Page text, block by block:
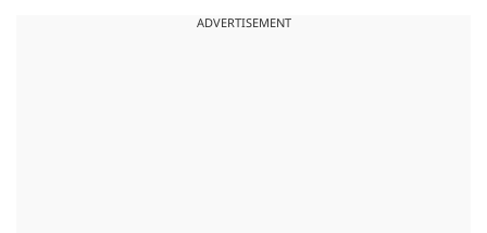
ADVERTISEMENT